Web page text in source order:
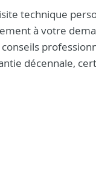
technique
à votre
décennale,